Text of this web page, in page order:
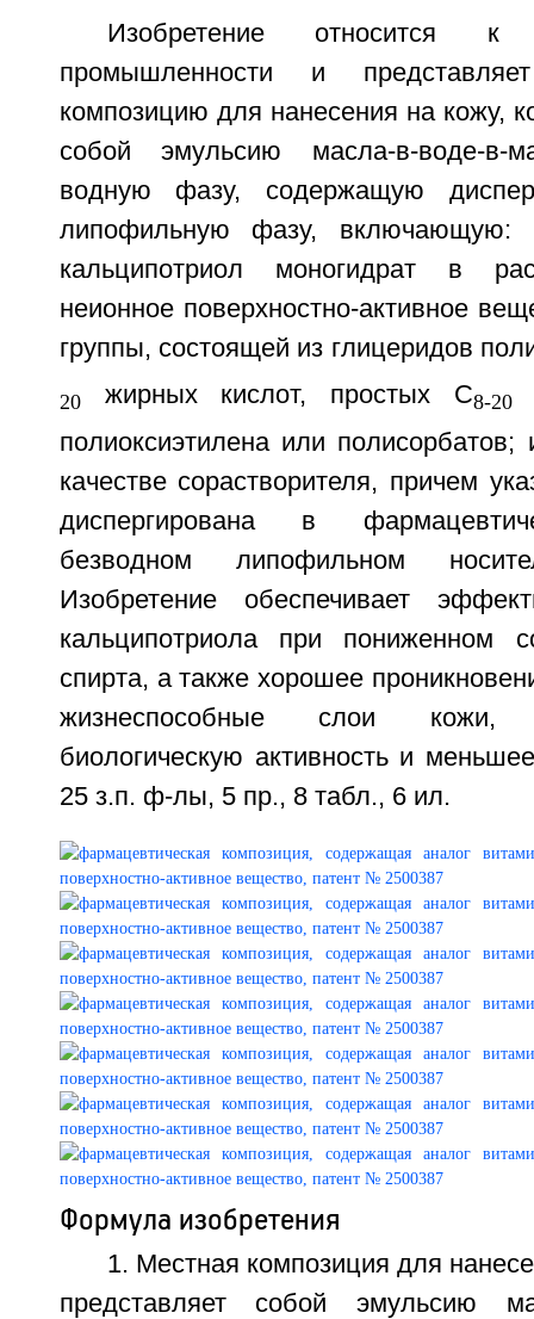
Изобретение относится к
промышленности и
композицию для нанесения на кожу,
собой эмульсию масла-в-воде-в-
водную фазу, содержащую
липофильную фазу, включающую:
кальципотриол моногидрат в
неионное поверхностно-активное
группы, состоящей из глицеридов
20жирных кислот, простых С8-20
полиоксиэтилена или
качестве сорастворителя, причем
диспергирована в
безводном липофильном
Изобретение обеспечивает
кальципотриола при пониженном
спирта, а также хорошее
жизнеспособные слои
биологическую активность и
25 з.п. ф-лы, 5 пр., 8 табл., 6 ил.
Формула изобретения
1. Местная композиция для
представляет собой эмульсию